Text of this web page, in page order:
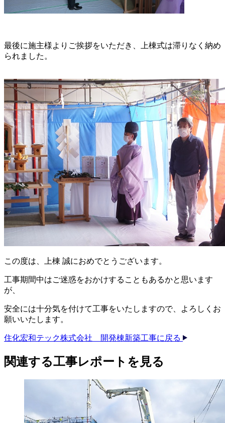
最後に施主様よりご挨拶をいただき、上棟式は滞りなく納め
られました。
この度は、上棟 誠におめでとうございます。
工事期間中はご迷惑をおかけすることもあるかと思います
が、
安全には十分気を付けて工事をいたしますので、よろしくお
願いいたします。
住化宏和テック株式会社 開発棟新築工事に戻る
関連する​工事レポートを​見る​